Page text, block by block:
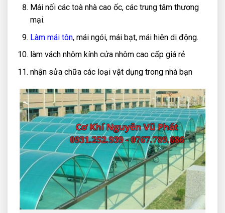
Mái nối các toà nhà cao ốc, các trung tâm thương
mại.
Làm mái tôn, mái ngói, mái bạt, mái hiên di động.
làm vách nhôm kính cửa nhôm cao cấp giá rẻ
nhận sửa chữa các loại vật dụng trong nhà bạn